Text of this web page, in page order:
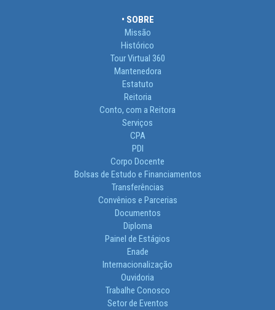
• SOBRE
Missão
Histórico
Tour Virtual 360
Mantenedora
Estatuto
Reitoria
Conto, com a Reitora
Serviços
CPA
PDI
Corpo Docente
Bolsas de Estudo e Financiamentos
Transferências
Convênios e Parcerias
Documentos
Diploma
Painel de Estágios
Enade
Internacionalização
Ouvidoria
Trabalhe Conosco
Setor de Eventos